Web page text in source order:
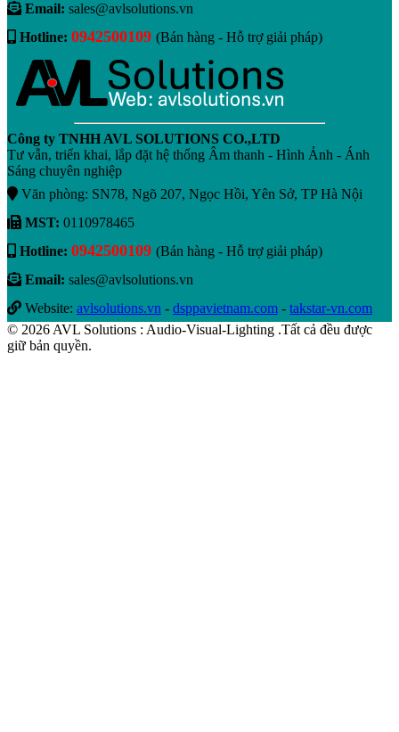
Email: sales@avlsolutions.vn
Hotline: 0942500109 (Bán hàng - Hỗ trợ giải pháp)
Công ty TNHH AVL SOLUTIONS CO.,LTD
Tư vẫn, triển khai, lắp đặt hệ thống Âm thanh - Hình Ảnh - Ánh
Sáng chuyên nghiệp
Văn phòng: SN78, Ngõ 207, Ngọc Hồi, Yên Sở, TP Hà Nội
MST: 0110978465
Hotline: 0942500109 (Bán hàng - Hỗ trợ giải pháp)
Email: sales@avlsolutions.vn
Website: avlsolutions.vn - dsppavietnam.com - takstar-vn.com
© 2026 AVL Solutions : Audio-Visual-Lighting .Tất cả đều được
giữ bản quyền.